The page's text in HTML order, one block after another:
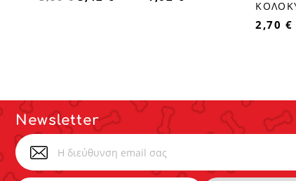
2,70 €
Newsletter